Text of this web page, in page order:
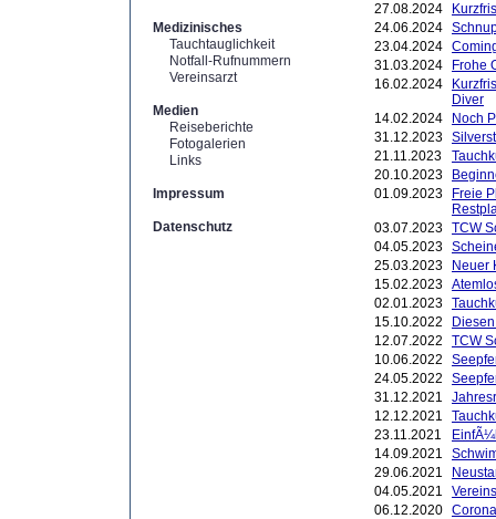
Medizinisches
Tauchtauglichkeit
Notfall-Rufnummern
Vereinsarzt
Medien
Reiseberichte
Fotogalerien
Links
Impressum
Datenschutz
27.08.2024
24.06.2024
23.04.2024
31.03.2024
Frohe
16.02.2024
Diver
14.02.2024
Noch
31.12.2023
21.11.2023
20.10.2023
01.09.2023
Freie
03.07.2023 TCW
04.05.2023
25.03.2023
Neuer
15.02.2023
02.01.2023
15.10.2022
12.07.2022
TCW
10.06.2022
24.05.2022
31.12.2021
12.12.2021
23.11.2021
14.09.2021
29.06.2021
04.05.2021
06.12.2020